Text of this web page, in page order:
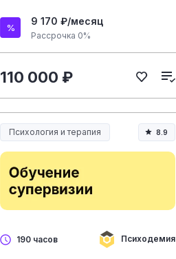
9 170 ₽/месяц
Рассрочка 0%
110 000 ₽
Психология и терапия 8.9
190 часов Психодемия